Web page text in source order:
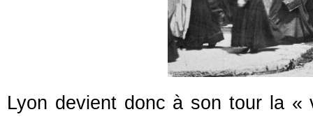
Lyon devient donc à son tour la «